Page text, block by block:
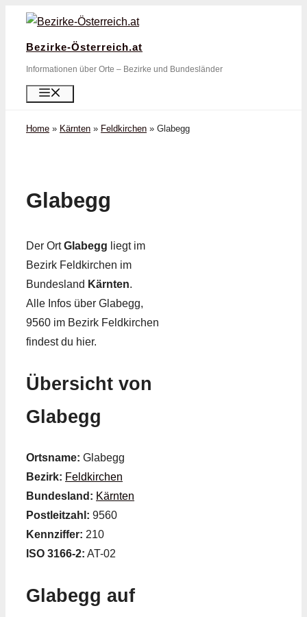
Zum
springen
Bezirke-Österreich.at
Informationen über Orte – Bezirke und Bundesländer
Home » Kärnten » Feldkirchen » Glabegg
Glabegg
Der OrtGlabegg liegt im
Bezirk Feldkirchen im
Bundesland Kärnten.
Alle Infos über Glabegg,
9560 im Bezirk Feldkirchen
findest du hier.
Übersicht von
Glabegg
Ortsname: Glabegg
Bezirk: Feldkirchen
Bundesland: Kärnten
Postleitzahl: 9560
Kennziffer: 210
ISO 3166-2: AT-02
Glabegg auf